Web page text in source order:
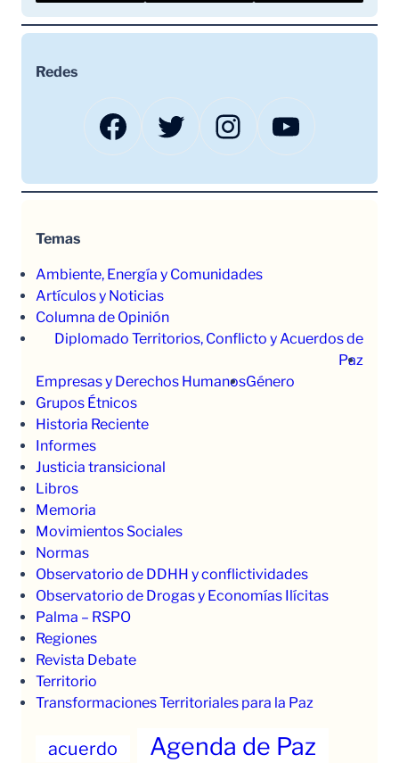
Redes
Facebook Twitter Instagram YouTube
Temas
Ambiente, Energía y Comunidades
Artículos y Noticias
Columna de Opinión
Diplomado Territorios, Conflicto y Acuerdos de
Paz
Empresas y Derechos HumanosGénero
Grupos Étnicos
Historia Reciente
Informes
Justicia transicional
Libros
Memoria
Movimientos Sociales
Normas
Observatorio de DDHH y conflictividades
Observatorio de Drogas y Economías Ilícitas
Palma – RSPO
Regiones
Revista Debate
Territorio
Transformaciones Territoriales para la Paz
acuerdo Agenda de Paz